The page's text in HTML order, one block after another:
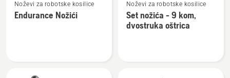
više
detalja
Noževi za robotske kosilice
Endurance Nožići
više
detalja
Noževi za robotske kosilice
Set nožića - 9 kom,
dvostruka oštrica